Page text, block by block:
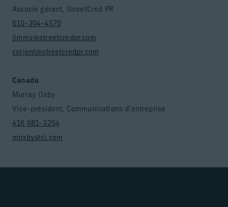
Associé gérant, StreetCred PR
610-304-4570
jimmy@streetcredpr.com
corient@streetcredpr.com
Canada
Murray Oxby
Vice-président, Communications d’entreprise
416 681-3254
moxby@ci.com